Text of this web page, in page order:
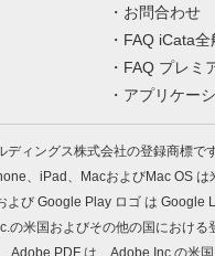
お問合わせ
FAQ iCata全
FAQ プレミ
アプリケー
ィングス株式会社の登録商標です
、iPad、MacおよびMac OS は
び Google Play ロゴ は Google
の米国およびその他の国における
Adobe PDF は、Adobe Inc.の米